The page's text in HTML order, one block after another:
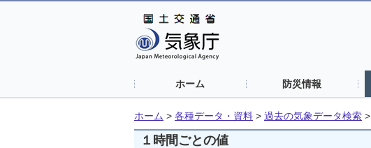
ホーム 防災情報
ホーム > 各種データ・資料 > 過去の気象データ検索 >
１時間ごとの値